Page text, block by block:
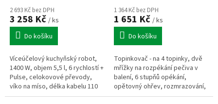
2 693 Kč bez DPH
3 258 Kč / ks
Do košíku
Víceúčelový kuchyňský robot,
1400 W, objem 5,5 l, 6 rychlostí +
Pulse, celokovové převody,
víko na míso, délka kabelu 110
cm, černý
1 364 Kč bez DPH
1 651 Kč / ks
Do košíku
Topinkovač - na 4 topinky, dvě
mřížky na rozpékání pečiva v
balení, 6 stupňů opékání,
opětovný ohřev, rozmrazování,
tlačítko okamžitého ukončení,